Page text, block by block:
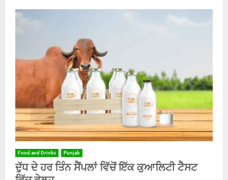
Food and Drinks Punjab
ਦੁੱਧ ਦੇ ਹਰ ਤਿੰਨ ਸੈਂਪਲਾਂ ਵਿੱਚੋਂ ਇੱਕ ਕੁਆਲਿਟੀ ਟੈਸਟ